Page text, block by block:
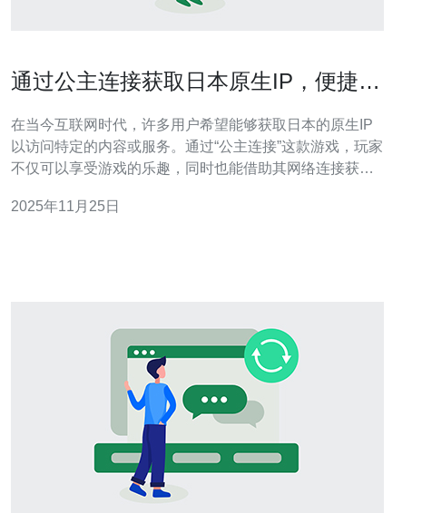
通过公主连接获取日本原生IP，便捷高
在当今互联网时代，许多用户希望能够获取日本的原生IP
以访问特定的内容或服务。通过“公主连接”这款游戏，玩家
不仅可以享受游戏的乐趣，同时也能借助其网络连接获取
本原生IP的具体操作步骤。 1. 概述公主连接与日本原生IP
2025年11月25日